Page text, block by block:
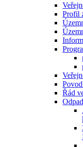
Profil
Řád